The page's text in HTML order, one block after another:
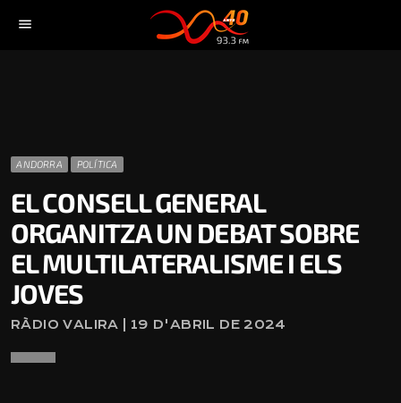
menu
ANDORRA POLÍTICA
EL CONSELL GENERAL
ORGANITZA UN DEBAT SOBRE
EL MULTILATERALISME I ELS
JOVES
RÀDIO VALIRA | 19 D'ABRIL DE 2024